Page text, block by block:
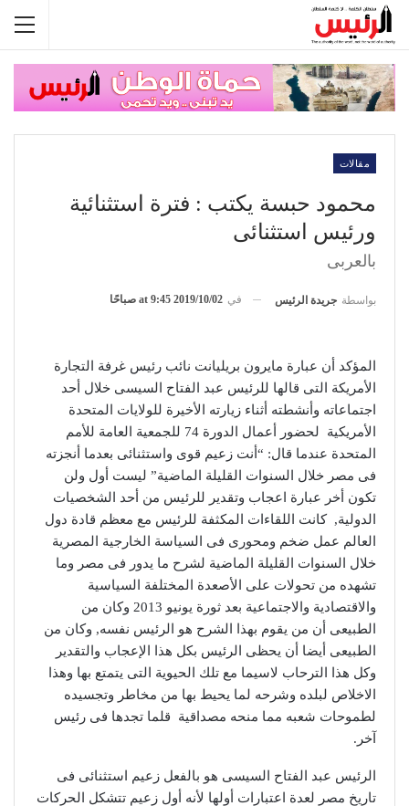
مقالات
محمود حبسة يكتب : فترة استثنائية
ورئيس استثنائى
بالعربى
بواسطة جريدة الرئيس في 2019/10/02 at 9:45 صباحًا
المؤكد أن عبارة مايرون بريليانت نائب رئيس غرفة التجارة
الأمريكة التى قالها للرئيس عبد الفتاح السيسى خلال أحد
اجتماعاته وأنشطته أثناء زيارته الأخيرة للولايات المتحدة
الأمريكية لحضور أعمال الدورة 74 للجمعية العامة للأمم
المتحدة عندما قال: “أنت زعيم قوى واستثنائى بعدما أنجزته
فى مصر خلال السنوات القليلة الماضية” ليست أول ولن
تكون أخر عبارة اعجاب وتقدير للرئيس من أحد الشخصيات
الدولية, كانت اللقاءات المكثفة للرئيس مع معظم قادة دول
العالم عمل ضخم ومحورى فى السياسة الخارجية المصرية
خلال السنوات القليلة الماضية لشرح ما يدور فى مصر وما
تشهده من تحولات على الأصعدة المختلفة السياسية
والاقتصادية والاجتماعية بعد ثورة يونيو 2013 وكان من
الطبيعى أن من يقوم بهذا الشرح هو الرئيس نفسه, وكان من
الطبيعى أيضا أن يحظى الرئيس بكل هذا الإعجاب والتقدير
وكل هذا الترحاب لاسيما مع تلك الحيوية التى يتمتع بها وهذا
الاخلاص لبلده وشرحه لما يحيط بها من مخاطر وتجسيده
لطموحات شعبه مما منحه مصداقية قلما تجدها فى رئيس
آخر.
الرئيس عبد الفتاح السيسى هو بالفعل زعيم استثنائى فى
تاريخ مصر لعدة اعتبارات أولها لأنه أول زعيم تتشكل الحركات